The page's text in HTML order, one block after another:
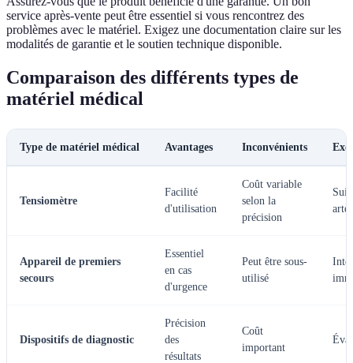
service après-vente peut être essentiel si vous rencontrez des
problèmes avec le matériel. Exigez une documentation claire sur les
modalités de garantie et le soutien technique disponible.
Comparaison des différents types de
matériel médical
Type de matériel médical Avantages Inconvénients
Tensiomètre
Facilité
d'utilisation
Coût variable
selon la
précision
Appareil de premiers
secours
Essentiel
en cas
d'urgence
Peut être sous-
utilisé
Dispositifs de diagnostic
Précision
des
résultats
Coût
important